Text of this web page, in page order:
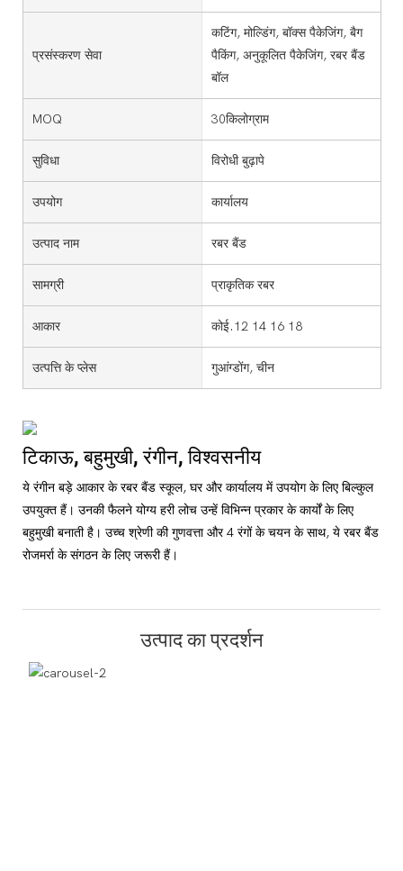
प्रसंस्करण सेवा
कटिंग, मोल्डिंग, बॉक्स पैकेजिंग, बैग
पैकिंग, अनुकूलित पैकेजिंग, रबर बैंड
बॉल
MOQ 30किलोग्राम
सुविधा विरोधी बुढ़ापे
उपयोग कार्यालय
उत्पाद नाम रबर बैंड
सामग्री प्राकृतिक रबर
आकार कोई.12 14 16 18
उत्पत्ति के प्लेस गुआंग्डोंग, चीन
टिकाऊ, बहुमुखी, रंगीन, विश्वसनीय
ये रंगीन बड़े आकार के रबर बैंड स्कूल, घर और कार्यालय में उपयोग के लिए बिल्कुल
उपयुक्त हैं। उनकी फैलने योग्य हरी लोच उन्हें विभिन्न प्रकार के कार्यों के लिए
बहुमुखी बनाती है। उच्च श्रेणी की गुणवत्ता और 4 रंगों के चयन के साथ, ये रबर बैंड
रोजमर्रा के संगठन के लिए जरूरी हैं।
उत्पाद का प्रदर्शन